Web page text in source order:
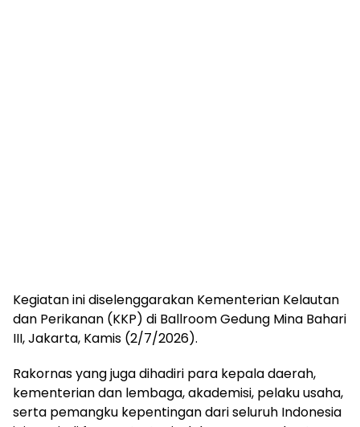
Kegiatan ini diselenggarakan Kementerian Kelautan
dan Perikanan (KKP) di Ballroom Gedung Mina Bahari
III, Jakarta, Kamis (2/7/2026).
Rakornas yang juga dihadiri para kepala daerah,
kementerian dan lembaga, akademisi, pelaku usaha,
serta pemangku kepentingan dari seluruh Indonesia